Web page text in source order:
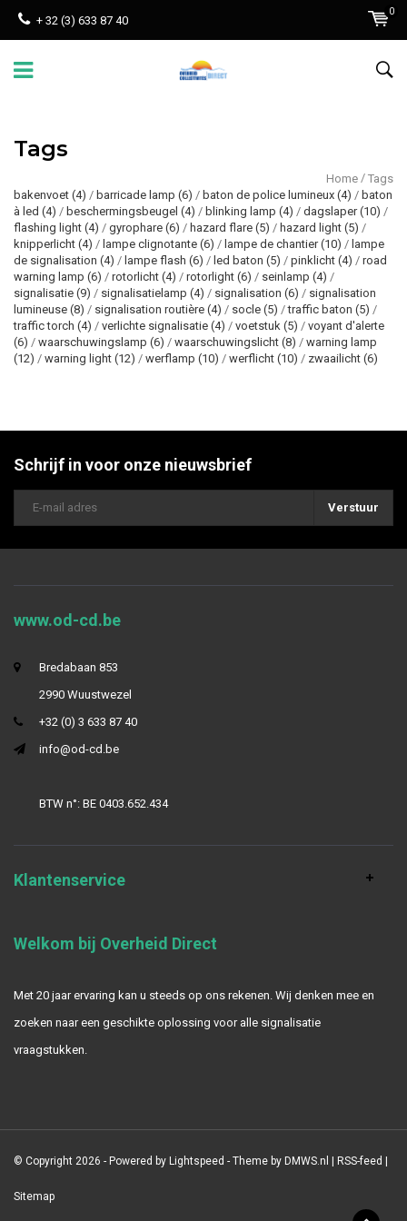
+ 32 (3) 633 87 40
0
Tags
Home / Tags
bakenvoet (4) / barricade lamp (6) / baton de police lumineux (4) / baton
à led (4) / beschermingsbeugel (4) / blinking lamp (4) / dagslaper(10) /
flashing light (4) / gyrophare (6) / hazard flare (5) / hazard light (5) /
knipperlicht (4) / lampe clignotante (6) / lampe de chantier(10) / lampe
de signalisation (4) / lampe flash (6) / led baton (5) / pinklicht (4) / road
warning lamp (6) / rotorlicht (4) / rotorlight (6) / seinlamp (4) /
signalisatie (9) / signalisatielamp (4) / signalisation (6) / signalisation
lumineuse (8) / signalisation routière (4) / socle (5) /traffic baton (5) /
traffic torch (4) / verlichte signalisatie (4) / voetstuk (5) / voyant d'alerte
(6) / waarschuwingslamp (6) / waarschuwingslicht (8) / warning lamp
(12) / warning light (12) / werflamp (10) / werflicht (10) / zwaailicht (6)
Schrijf in voor onze nieuwsbrief
Verstuur
www.od-cd.be
Bredabaan 853
2990 Wuustwezel
+32 (0) 3 633 87 40
info@od-cd.be
BTW n°: BE 0403.652.434
Klantenservice
Welkom bij Overheid Direct
Met 20 jaar ervaring kan u steeds op ons rekenen. Wij denken mee en
zoeken naar een geschikte oplossing voor alle signalisatie
vraagstukken.
© Copyright 2026 - Powered by Lightspeed - Theme by DMWS.nl | RSS-feed |
Sitemap